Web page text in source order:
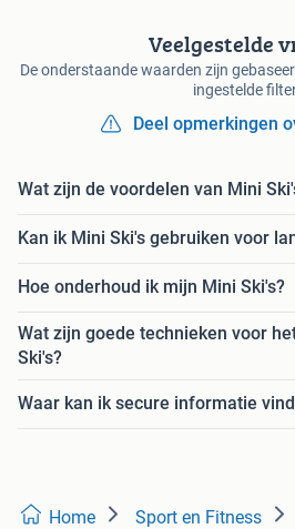
Veelgestelde
De onderstaande waarden zijn
ingestelde
Deel opmerkingen
Wat zijn de voordelen van Mini
Kan ik Mini Ski's gebruiken voor
Hoe onderhoud ik mijn Mini Ski's?
Wat zijn goede technieken voor
Ski's?
Waar kan ik secure informatie
Home Sport en Fitness